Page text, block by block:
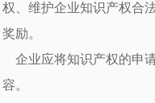
权、维护企业知识产权合
奖励。
企业应将知识产权的申
容。